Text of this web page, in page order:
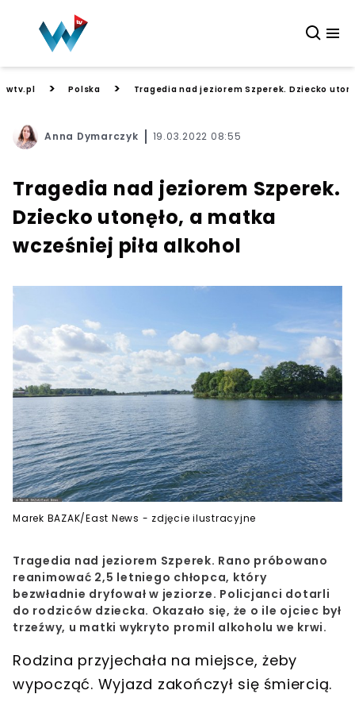
wtv.pl > Polska > Tragedia nad jeziorem Szperek. Dziecko
Anna Dymarczyk 19.03.2022 08:55
Tragedia nad jeziorem Szperek.
Dziecko utonęło, a matka
wcześniej piła alkohol
Marek BAZAK/East News - zdjęcie ilustracyjne
Tragedia nad jeziorem Szperek. Rano próbowano
reanimować 2,5 letniego chłopca, który
bezwładnie dryfował w jeziorze. Policjanci dotarli
do rodziców dziecka. Okazało się, że o ile ojciec był
trzeźwy, u matki wykryto promil alkoholu we krwi.
Rodzina przyjechała na miejsce, żeby
wypocząć. Wyjazd zakończył się śmiercią.